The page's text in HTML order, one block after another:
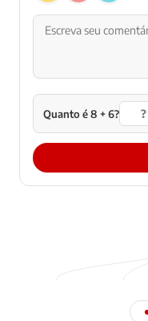
Quanto é 8 + 6?